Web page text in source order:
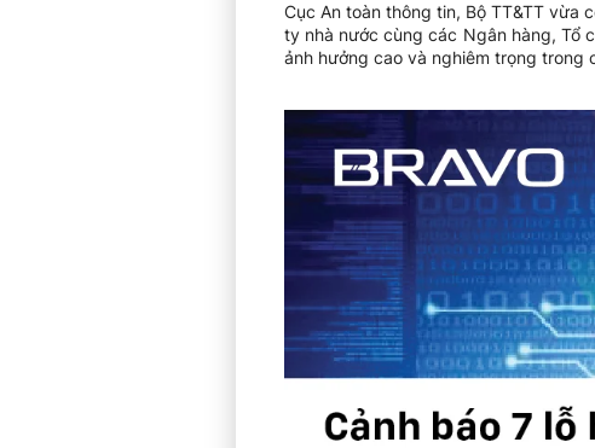
Cục An toàn thông tin, Bộ TT&TT vừa
ty nhà nước cùng các Ngân hàng, Tổ
ảnh hưởng cao và nghiêm trọng trong